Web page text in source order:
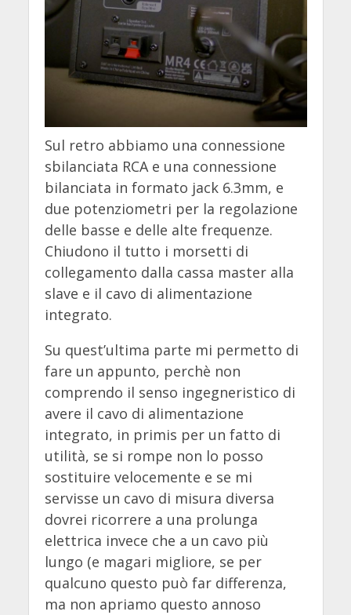
Sul retro abbiamo una connessione
sbilanciata RCA e una connessione
bilanciata in formato jack 6.3mm, e
due potenziometri per la regolazione
delle basse e delle alte frequenze.
Chiudono il tutto i morsetti di
collegamento dalla cassa master alla
slave e il cavo di alimentazione
integrato.
Su quest’ultima parte mi permetto di
fare un appunto, perchè non
comprendo il senso ingegneristico di
avere il cavo di alimentazione
integrato, in primis per un fatto di
utilità, se si rompe non lo posso
sostituire velocemente e se mi
servisse un cavo di misura diversa
dovrei ricorrere a una prolunga
elettrica invece che a un cavo più
lungo (e magari migliore, se per
qualcuno questo può far differenza,
ma non apriamo questo annoso